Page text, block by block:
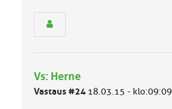
ä
l
Vs: Herne
Vastaus #24 18.03.15 - klo:09:09